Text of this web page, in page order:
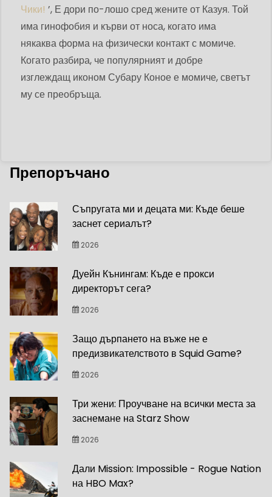
Чики! ’, Е дори по-лошо сред жените от Казуя. Той
има гинофобия и кърви от носа, когато има
някаква форма на физически контакт с момиче.
Когато разбира, че популярният и добре
изглеждащ иконом Субару Коное е момиче, светът
му се преобръща.
Препоръчано
Съпругата ми и децата ми: Къде беше
заснет сериалът?
2026
Дуейн Кънингам: Къде е прокси
директорът сега?
2026
Защо дърпането на въже не е
предизвикателството в Squid Game?
2026
Три жени: Проучване на всички места за
заснемане на Starz Show
2026
Дали Mission: Impossible - Rogue Nation
на HBO Max?